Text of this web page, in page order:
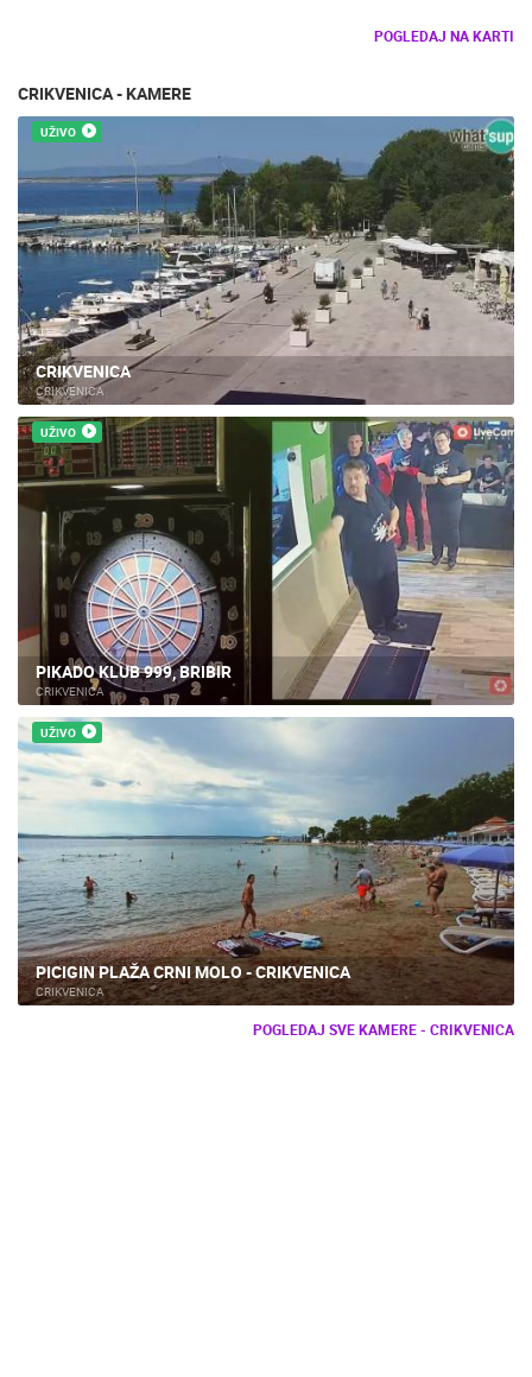
POGLEDAJ NA KARTI
CRIKVENICA - KAMERE
UŽIVO
CRIKVENICA
CRIKVENICA
UŽIVO
PIKADO KLUB 999, BRIBIR
CRIKVENICA
UŽIVO
PICIGIN PLAŽA CRNI MOLO - CRIKVENICA
CRIKVENICA
POGLEDAJ SVE KAMERE - CRIKVENICA